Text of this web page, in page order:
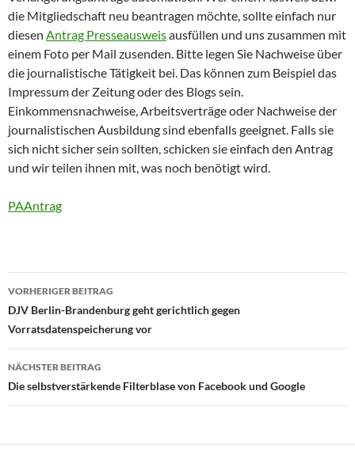
die Mitgliedschaft neu beantragen möchte, sollte einfach nur
diesen Antrag Presseausweisausfüllen und uns zusammen mit
einem Foto per Mail zusenden. Bitte legen Sie Nachweise über
die journalistische Tätigkeit bei. Das können zum Beispiel das
Impressum der Zeitung oder des Blogs sein.
Einkommensnachweise, Arbeitsverträge oder Nachweise der
journalistischen Ausbildung sind ebenfalls geeignet. Falls sie
sich nicht sicher sein sollten, schicken sie einfach den Antrag
und wir teilen ihnen mit, was noch benötigt wird.
PAAntrag
Beitragsnavigation
VORHERIGER BEITRAG
DJV Berlin-Brandenburg geht gerichtlich gegen
Vorratsdatenspeicherung vor
NÄCHSTER BEITRAG
Die selbstverstärkende Filterblase von Facebook und Google